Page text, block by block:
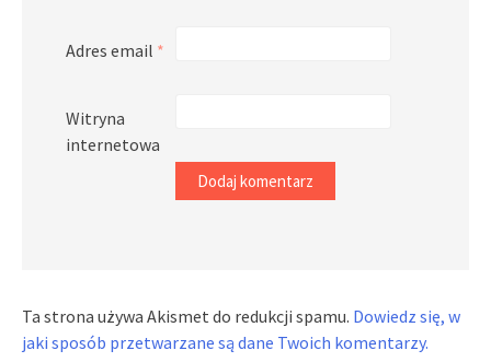
Adres email *
Witryna
internetowa
Ta strona używa Akismet do redukcji spamu. Dowiedz się, w
jaki sposób przetwarzane są dane Twoich komentarzy.